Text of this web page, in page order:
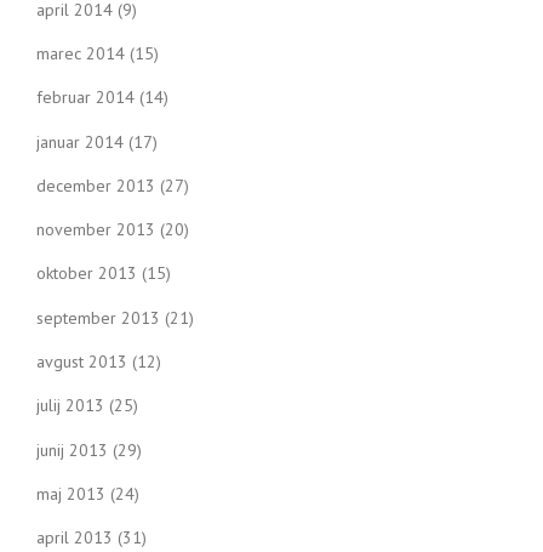
april 2014 (9)
marec 2014 (15)
februar 2014 (14)
januar 2014 (17)
december 2013 (27)
november 2013 (20)
oktober 2013 (15)
september 2013 (21)
avgust 2013 (12)
julij 2013 (25)
junij 2013 (29)
maj 2013 (24)
april 2013 (31)